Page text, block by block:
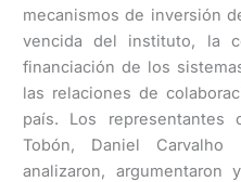
mecanismos de inversión
vencida del instituto, la
financiación de los
las relaciones de
país. Los representantes
Tobón, Daniel
analizaron,